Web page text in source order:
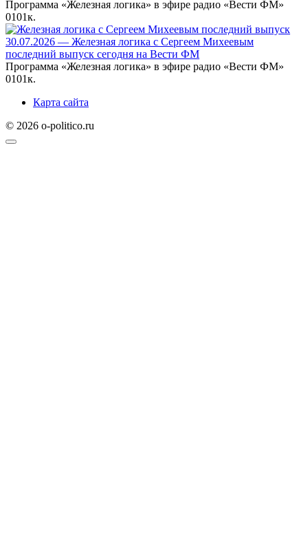
Программа «Железная логика» в эфире радио «Вести ФМ»
0101к.
30.07.2026 — Железная логика с Сергеем Михеевым
последний выпуск сегодня на Вести ФМ
Программа «Железная логика» в эфире радио «Вести ФМ»
0101к.
Карта сайта
© 2026 o-politico.ru